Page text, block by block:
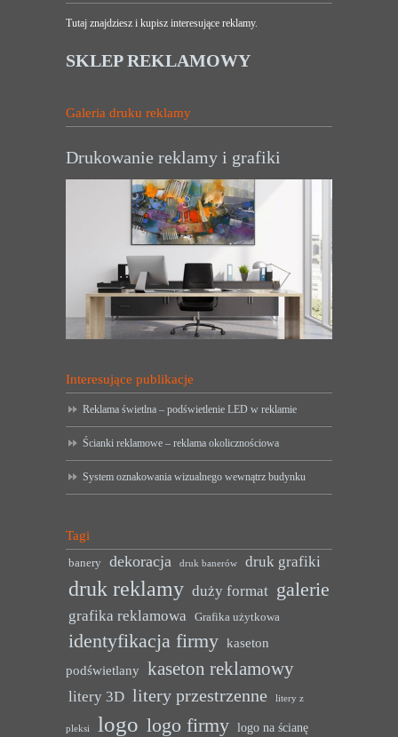
Tutaj znajdziesz i kupisz interesujące reklamy.
SKLEP REKLAMOWY
Galeria druku reklamy
Drukowanie reklamy i grafiki
Interesujące publikacje
Reklama świetlna – podświetlenie LED w reklamie
Ścianki reklamowe – reklama okolicznościowa
System oznakowania wizualnego wewnątrz budynku
Tagi
banery dekoracja druk banerów druk grafiki
druk reklamy duży format galerie
grafika reklamowa Grafika użytkowa
identyfikacja firmy kaseton
podświetlany kaseton reklamowy
litery 3D litery przestrzenne litery z
pleksi logo logo firmy logo na ścianę